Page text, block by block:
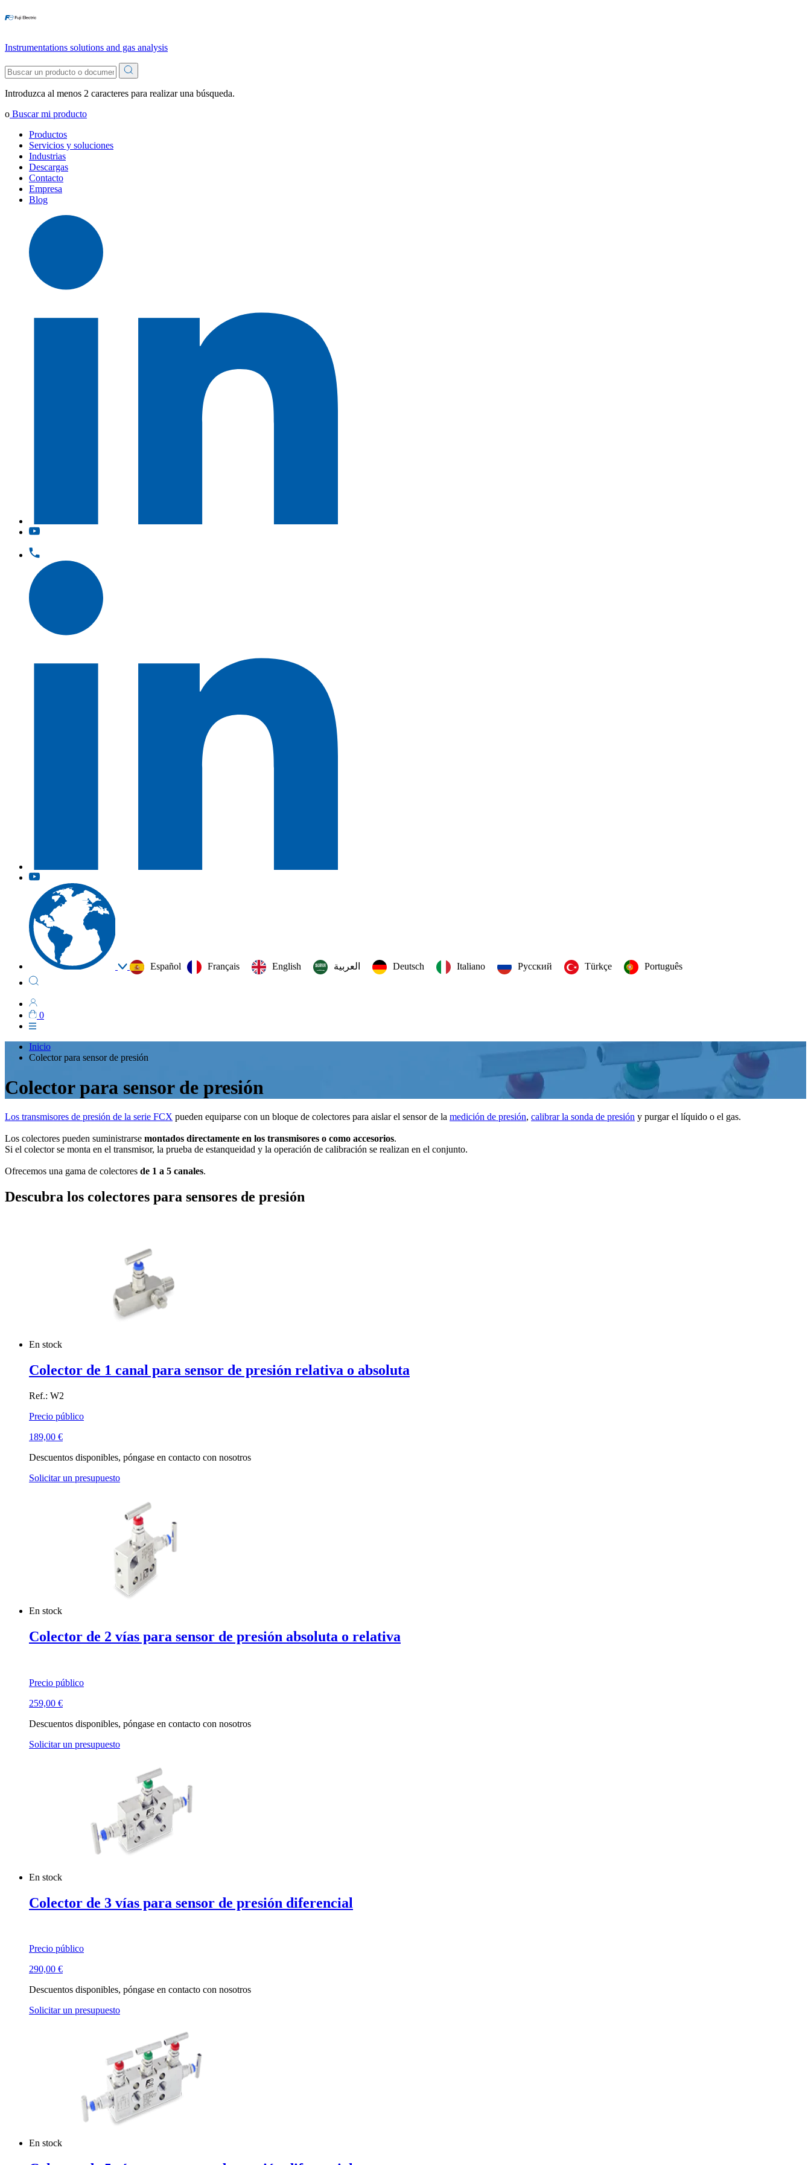
Instrumentations solutions and gas analysis
Introduzca al menos 2 caracteres para realizar una búsqueda.
o Buscar mi producto
Productos
Servicios y soluciones
Industrias
Descargas
Contacto
Empresa
Blog
Español Français English العربية‏ Deutsch Italiano Русский Türkçe Português
0
Inicio
Colector para sensor de presión
Colector para sensor de presión
Los transmisores de presión de la serie FCX pueden equiparse con un bloque de colectores para aislar el sensor de la medición de presión, calibrar la sonda de presión y purgar el líquido o el gas.
Los colectores pueden suministrarse montados directamente en los transmisores o como accesorios.
Si el colector se monta en el transmisor, la prueba de estanqueidad y la operación de calibración se realizan en el conjunto.
Ofrecemos una gama de colectores de 1 a 5 canales.
Descubra los colectores para sensores de presión
En stock
Colector de 1 canal para sensor de presión relativa o absoluta
Ref.: W2
Precio público
189,00 €
Descuentos disponibles, póngase en contacto con nosotros
Solicitar un presupuesto
En stock
Colector de 2 vías para sensor de presión absoluta o relativa
Precio público
259,00 €
Descuentos disponibles, póngase en contacto con nosotros
Solicitar un presupuesto
En stock
Colector de 3 vías para sensor de presión diferencial
Precio público
290,00 €
Descuentos disponibles, póngase en contacto con nosotros
Solicitar un presupuesto
En stock